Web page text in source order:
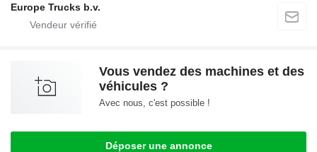
Europe Trucks b.v.
Vous vendez des machines et des
véhicules ?
Avec nous, c'est possible !
Déposer une annonce